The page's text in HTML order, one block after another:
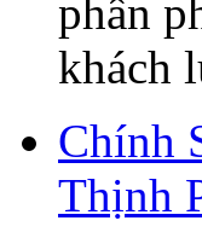
phần
khách
Chính
Thịnh